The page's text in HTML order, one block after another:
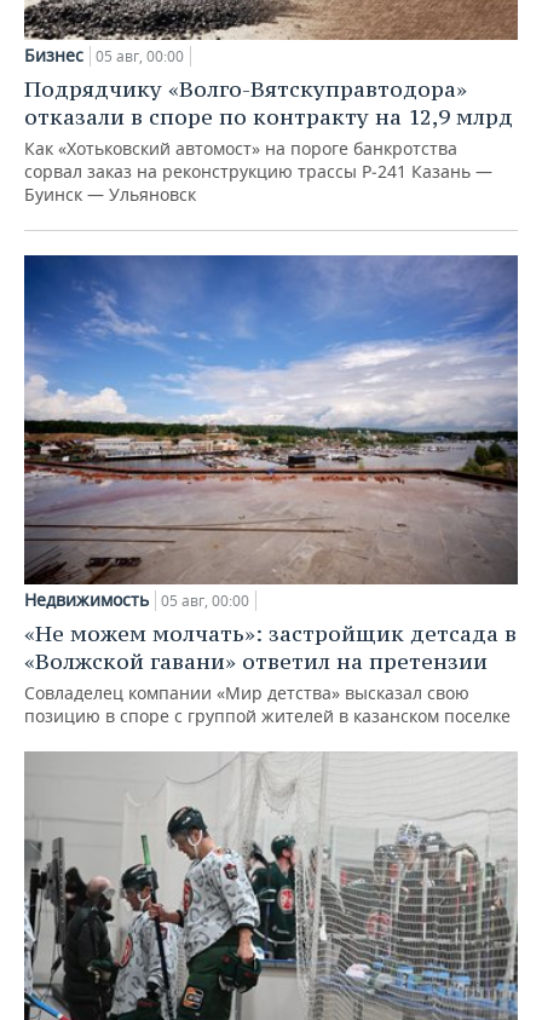
Бизнес 05 авг, 00:00
Подрядчику «Волго-Вятскуправтодора»
отказали в споре по контракту на 12,9 млрд
Как «Хотьковский автомост» на пороге банкротства
сорвал заказ на реконструкцию трассы Р‑241 Казань —
Буинск — Ульяновск
Недвижимость 05 авг, 00:00
«Не можем молчать»: застройщик детсада в
«Волжской гавани» ответил на претензии
Совладелец компании «Мир детства» высказал свою
позицию в споре с группой жителей в казанском поселке